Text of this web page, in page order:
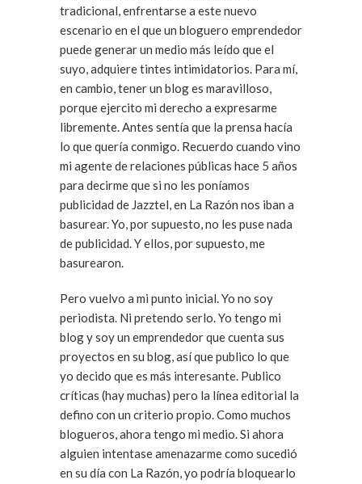
tradicional, enfrentarse a este nuevo
escenario en el que un bloguero emprendedor
puede generar un medio más leído que el
suyo, adquiere tintes intimidatorios. Para mí,
en cambio, tener un blog es maravilloso,
porque ejercito mi derecho a expresarme
libremente. Antes sentía que la prensa hacía
lo que quería conmigo. Recuerdo cuando vino
mi agente de relaciones públicas hace 5 años
para decirme que si no les poníamos
publicidad de Jazztel, en La Razón nos iban a
basurear. Yo, por supuesto, no les puse nada
de publicidad. Y ellos, por supuesto, me
basurearon.
Pero vuelvo a mi punto inicial. Yo no soy
periodista. Ni pretendo serlo. Yo tengo mi
blog y soy un emprendedor que cuenta sus
proyectos en su blog, así que publico lo que
yo decido que es más interesante. Publico
críticas (hay muchas) pero la línea editorial la
defino con un criterio propio. Como muchos
blogueros, ahora tengo mi medio. Si ahora
alguien intentase amenazarme como sucedió
en su día con La Razón, yo podría bloquearlo